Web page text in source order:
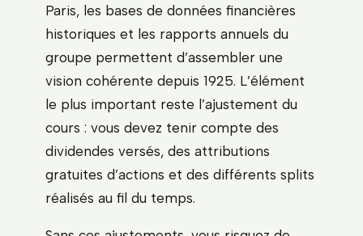
Paris, les bases de données financières
historiques et les rapports annuels du
groupe permettent d’assembler une
vision cohérente depuis 1925. L’élément
le plus important reste l’ajustement du
cours : vous devez tenir compte des
dividendes versés, des attributions
gratuites d’actions et des différents splits
réalisés au fil du temps.